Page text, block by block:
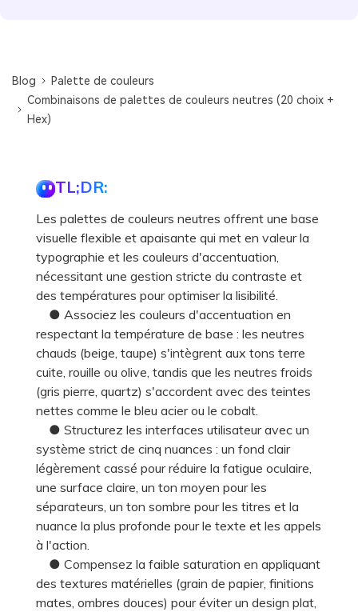
Blog
Palette de couleurs
Combinaisons de palettes de couleurs neutres (20 choix +
Hex)
TL;DR:
Les palettes de couleurs neutres offrent une base
visuelle flexible et apaisante qui met en valeur la
typographie et les couleurs d'accentuation,
nécessitant une gestion stricte du contraste et
des températures pour optimiser la lisibilité.
● Associez les couleurs d'accentuation en
respectant la température de base : les neutres
chauds (beige, taupe) s'intègrent aux tons terre
cuite, rouille ou olive, tandis que les neutres froids
(gris pierre, quartz) s'accordent avec des teintes
nettes comme le bleu acier ou le cobalt.
● Structurez les interfaces utilisateur avec un
système strict de cinq nuances : un fond clair
légèrement cassé pour réduire la fatigue oculaire,
une surface claire, un ton moyen pour les
séparateurs, un ton sombre pour les titres et la
nuance la plus profonde pour le texte et les appels
à l'action.
● Compensez la faible saturation en appliquant
des textures matérielles (grain de papier, finitions
mates, ombres douces) pour éviter un design plat,